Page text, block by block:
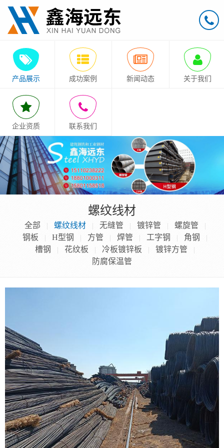
产品展示 成功案例 新闻动态 关于我们
企业资质 联系我们
螺纹线材
全部 | 螺纹线材 | 无缝管 | 镀锌管 | 螺旋管 |
钢板 H型钢 方管 | 焊管 工字钢 | 角钢 |
槽钢 | 花纹板 冷板镀锌板 | 镀锌方管 |
防腐保温管